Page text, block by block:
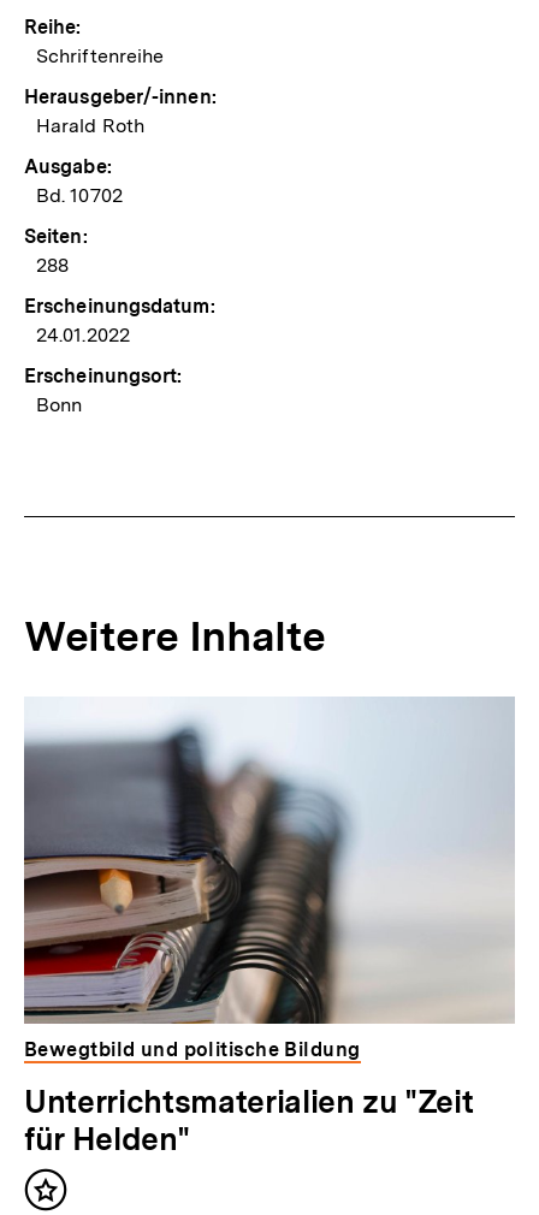
Reihe:
Schriftenreihe
Herausgeber/-innen:
Harald Roth
Ausgabe:
Bd. 10702
Seiten:
288
Erscheinungsdatum:
24.01.2022
Erscheinungsort:
Bonn
Weitere Inhalte
für
weitere
überspringen
Bewegtbild und politische Bildung
Unterrichtsmaterialien zu "Zeit
für Helden"
Inhalt